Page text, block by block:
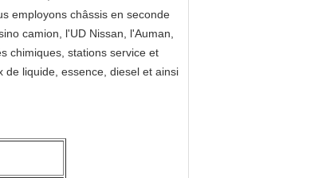
employons châssis en seconde
camion, l'UD Nissan, l'Auman,
chimiques, stations service et
liquide, essence, diesel et ainsi